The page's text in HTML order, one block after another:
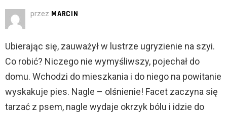
przez MARCIN
Ubierając się, zauważył w lustrze ugryzienie na szyi.
Co robić? Niczego nie wymyśliwszy, pojechał do
domu. Wchodzi do mieszkania i do niego na powitanie
wyskakuje pies. Nagle – olśnienie! Facet zaczyna się
tarzać z psem, nagle wydaje okrzyk bólu i idzie do